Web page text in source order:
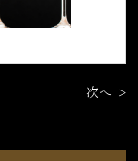
次へ >